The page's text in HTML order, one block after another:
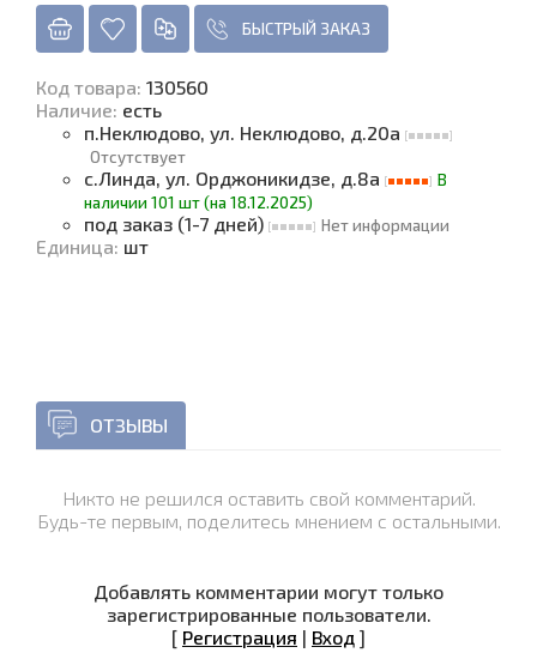
БЫСТРЫЙ ЗАКАЗ
Код товара: 130560
Наличие: есть
п.Неклюдово, ул. Неклюдово, д.20а
Отсутствует
с.Линда, ул. Орджоникидзе, д.8а
В
наличии 101 шт (на 18.12.2025)
под заказ (1-7 дней) Нет информации
Единица: шт
ОТЗЫВЫ
Никто не решился оставить свой комментарий.
Будь-те первым, поделитесь мнением с остальными.
Добавлять комментарии могут только
зарегистрированные пользователи.
[ Регистрация | Вход ]